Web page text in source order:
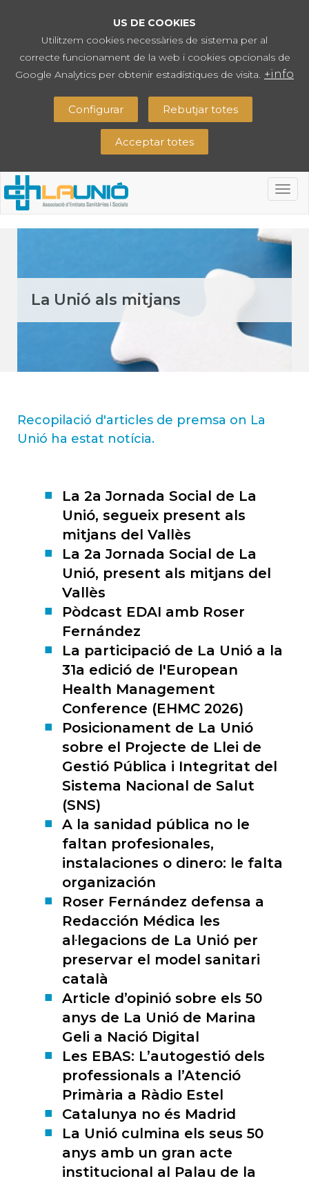
US DE COOKIES
Utilitzem cookies necessàries de sistema per al
correcte funcionament de la web i cookies opcionals de
Google Analytics per obtenir estadístiques de visita. +info
Configurar Rebutjar totes
Acceptar totes
La Unió als mitjans
Recopilació d'articles de premsa on La
Unió ha estat notícia.
La 2a Jornada Social de La
Unió, segueix present als
mitjans del Vallès
La 2a Jornada Social de La
Unió, present als mitjans del
Vallès
Pòdcast EDAI amb Roser
Fernández
La participació de La Unió a la
31a edició de l'European
Health Management
Conference (EHMC 2026)
Posicionament de La Unió
sobre el Projecte de Llei de
Gestió Pública i Integritat del
Sistema Nacional de Salut
(SNS)
A la sanidad pública no le
faltan profesionales,
instalaciones o dinero: le falta
organización
Roser Fernández defensa a
Redacción Médica les
al·legacions de La Unió per
preservar el model sanitari
català
Article d’opinió sobre els 50
anys de La Unió de Marina
Geli a Nació Digital
Les EBAS: L’autogestió dels
professionals a l’Atenció
Primària a Ràdio Estel
Catalunya no és Madrid
La Unió culmina els seus 50
anys amb un gran acte
institucional al Palau de la